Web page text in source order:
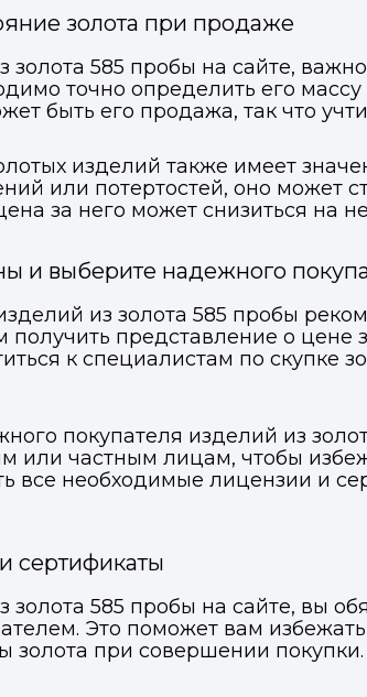
Телефон
или подайте
Войти в ЛК и
или подайте
Войти в ЛК и
золота при продаже
585 пробы на сайте,
точно определить его
быть его продажа, так что
изделий также имеет
или потертостей, оно
за него может снизиться на
и выберите надежного
из золота 585 пробы
получить представление о
к специалистам по
покупателя изделий из
или частным лицам, чтобы
все необходимые лицензии и
сертификаты
585 пробы на сайте, вы
Это поможет вам
золота при совершении покупки.